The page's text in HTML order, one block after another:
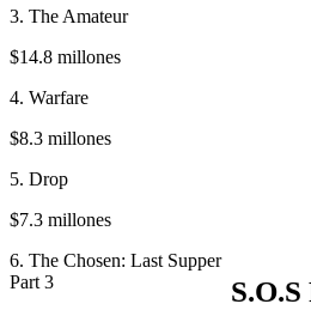
3. The Amateur
$14.8 millones
4. Warfare
$8.3 millones
5. Drop
$7.3 millones
6. The Chosen: Last Supper
Part 3